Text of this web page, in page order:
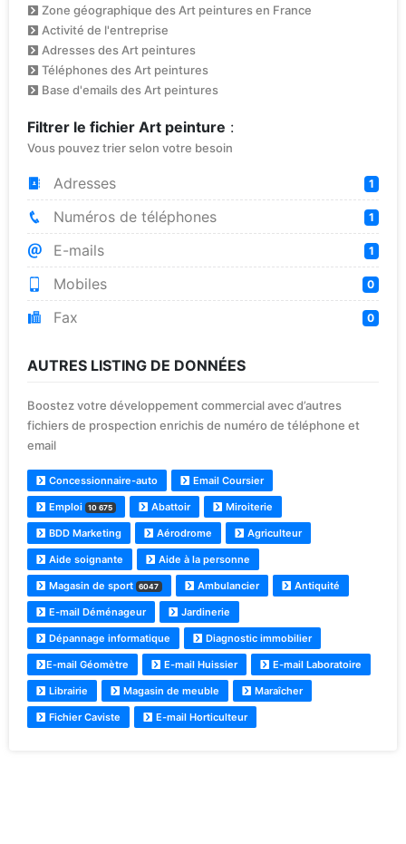
Zone géographique des Art peintures en France
Activité de l'entreprise
Adresses des Art peintures
Téléphones des Art peintures
Base d'emails des Art peintures
Filtrer le fichier Art peinture :
Vous pouvez trier selon votre besoin
Adresses 1
Numéros de téléphones 1
E-mails 1
Mobiles 0
Fax 0
AUTRES LISTING DE DONNÉES
Boostez votre développement commercial avec d’autres
fichiers de prospection enrichis de numéro de téléphone et
email
Concessionnaire-auto Email Coursier
Emploi 10 675 Abattoir Miroiterie
BDD Marketing Aérodrome Agriculteur
Aide soignante Aide à la personne
Magasin de sport 6047 Ambulancier Antiquité
E-mail Déménageur Jardinerie
Dépannage informatique Diagnostic immobilier
E-mail Géomètre E-mail Huissier E-mail Laboratoire
Librairie Magasin de meuble Maraîcher
Fichier Caviste E-mail Horticulteur